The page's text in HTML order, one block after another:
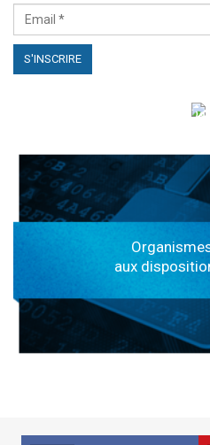
النفاذ إلى المعلومة
aux